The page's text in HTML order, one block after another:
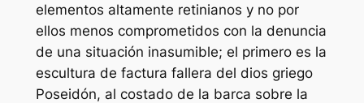
elementos altamente retinianos y no por
ellos menos comprometidos con la denuncia
de una situación inasumible; el primero es la
escultura de factura fallera del dios griego
Poseidón, al costado de la barca sobre la